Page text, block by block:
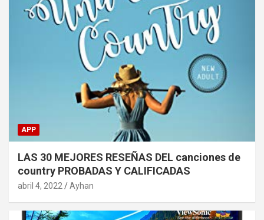
APP
LAS 30 MEJORES RESEÑAS DEL canciones de
country PROBADAS Y CALIFICADAS
abril 4, 2022 Ayhan